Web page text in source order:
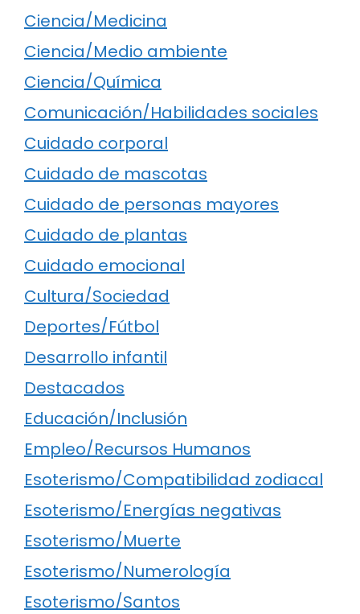
Ciencia/Medicina
Ciencia/Medio ambiente
Ciencia/Química
Comunicación/Habilidades sociales
Cuidado corporal
Cuidado de mascotas
Cuidado de personas mayores
Cuidado de plantas
Cuidado emocional
Cultura/Sociedad
Deportes/Fútbol
Desarrollo infantil
Destacados
Educación/Inclusión
Empleo/Recursos Humanos
Esoterismo/Compatibilidad zodiacal
Esoterismo/Energías negativas
Esoterismo/Muerte
Esoterismo/Numerología
Esoterismo/Santos